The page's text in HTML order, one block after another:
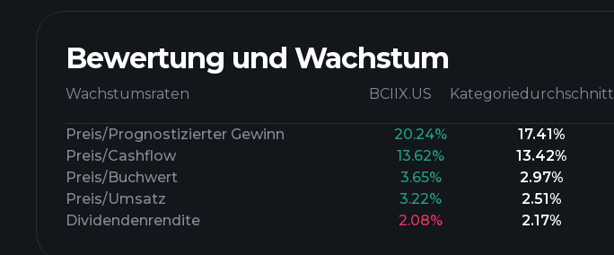
Bewertung und Wachstum
Wachstumsraten BCIIX.US Kategoriedurchschnitt
Preis/Prognostizierter Gewinn 20.24%
17.41%
Preis/Cashflow
13.62%
13.42%
Preis/Buchwert
3.65%
2.97%
Preis/Umsatz
3.22%
2.51%
Dividendenrendite
2.08% 2.17%